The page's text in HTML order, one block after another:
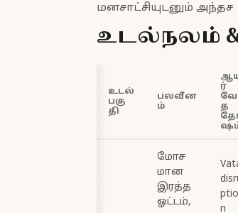
மனசாட்சியுடனும் அந்தச
உடல்நலம் &
உடல்
பகு
தி
பலவீன
ம்
ர்
வே
த
மோச
மான
இரத்த
ஓட்டம்,
ptio
n